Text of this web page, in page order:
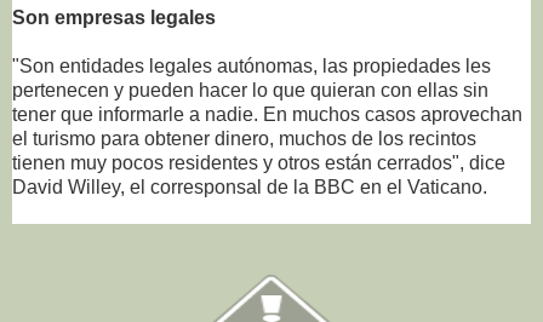
Son empresas legales
"Son entidades legales autónomas, las propiedades les
pertenecen y pueden hacer lo que quieran con ellas sin
tener que informarle a nadie. En muchos casos aprovechan
el turismo para obtener dinero, muchos de los recintos
tienen muy pocos residentes y otros están cerrados", dice
David Willey, el corresponsal de la BBC en el Vaticano.